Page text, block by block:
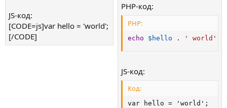
JS-код:
[CODE=js]var hello = 'world';
[/CODE]
PHP-код:
PHP:
echo $hello . ' world'
JS-код:
Код:
var hello = 'world';